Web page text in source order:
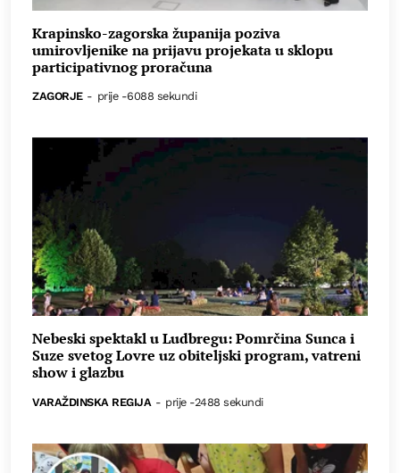
Krapinsko-zagorska županija poziva
umirovljenike na prijavu projekata u sklopu
participativnog proračuna
ZAGORJE - prije -6088 sekundi
Nebeski spektakl u Ludbregu: Pomrčina Sunca i
Suze svetog Lovre uz obiteljski program, vatreni
show i glazbu
VARAŽDINSKA REGIJA - prije -2488 sekundi